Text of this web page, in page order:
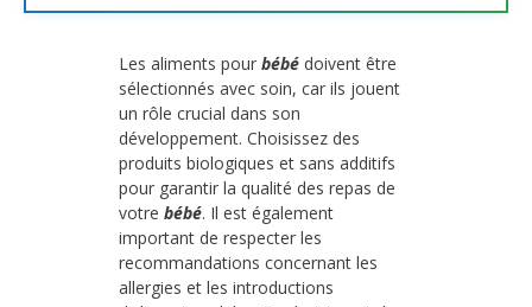
Les aliments pour bébé doivent être
sélectionnés avec soin, car ils jouent
un rôle crucial dans son
développement. Choisissez des
produits biologiques et sans additifs
pour garantir la qualité des repas de
votre bébé. Il est également
important de respecter les
recommandations concernant les
allergies et les introductions